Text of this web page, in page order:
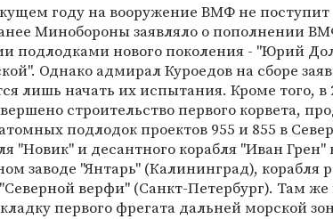
году на вооружение ВМФ не поступит
Минобороны заявляло о пополнении
подлодками нового поколения - "Юрий
Однако адмирал Куроедов на сборе
лишь начать их испытания. Кроме того, в
строительство первого корвета,
подлодок проектов 955 и 855 в
"Новик" и десантного корабля "Иван Грен"
заводе "Янтарь" (Калининград), корабля
верфи" (Санкт-Петербург). Там
первого фрегата дальней морской